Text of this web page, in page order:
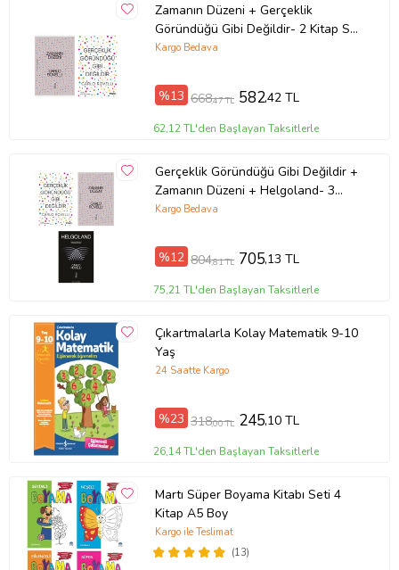
Zamanın Düzeni + Gerçeklik
Göründüğü Gibi Değildir- 2 Kitap Set
- Iş Bankası Özel Set Zamanın
Kargo Bedava
%13 668,47 TL 582,42 TL
62,12 TL'den Başlayan Taksitlerle
Gerçeklik Göründüğü Gibi Değildir +
Zamanın Düzeni + Helgoland- 3
Kitap Set - Iş Bankası Özel Set
Kargo Bedava
%12 804,81 TL 705,13 TL
75,21 TL'den Başlayan Taksitlerle
Çıkartmalarla Kolay Matematik 9-10
Yaş
24 Saatte Kargo
%23 318,00 TL 245,10 TL
26,14 TL'den Başlayan Taksitlerle
Martı Süper Boyama Kitabı Seti 4
Kitap A5 Boy
(13)
Kargo ile Teslimat